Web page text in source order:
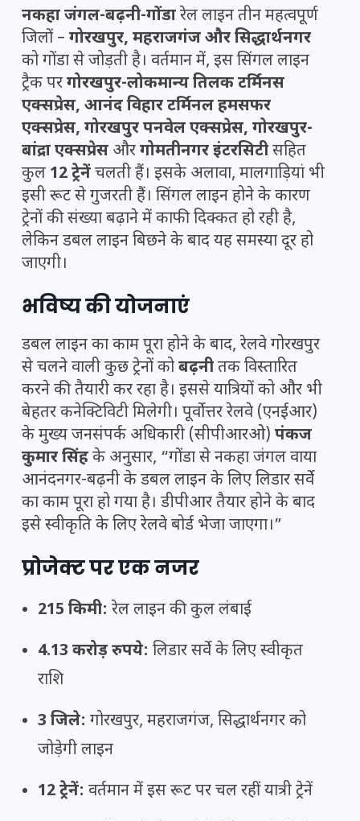
नकहा जंगल-बढ़नी-गोंडारेल लाइन तीन महत्वपूर्ण
जिलों – गोरखपुर, महराजगंज और सिद्धार्थनगर
को गोंडा से जोड़ती है। वर्तमान में, इस सिंगल लाइन
ट्रैक परगोरखपुर-लोकमान्य तिलक टर्मिनस
एक्सप्रेस, आनंद विहार टर्मिनल हमसफर
एक्सप्रेस, गोरखपुर पनवेल एक्सप्रेस, गोरखपुर-
बांद्रा एक्सप्रेस औरगोमतीनगर इंटरसिटीसहित
कुल 12 ट्रेनेंचलती हैं। इसके अलावा, मालगाड़ियां भी
इसी रूट से गुजरती हैं। सिंगल लाइन होने के कारण
ट्रेनों की संख्या बढ़ाने में काफी दिक्कत हो रही है,
लेकिन डबल लाइन बिछने के बाद यह समस्या दूर हो
जाएगी।
भविष्य की योजनाएं
डबल लाइन का काम पूरा होने के बाद, रेलवे गोरखपुर
से चलने वाली कुछ ट्रेनों कोबढ़नीतक विस्तारित
करने की तैयारी कर रहा है। इससे यात्रियों को और भी
बेहतर कनेक्टिविटी मिलेगी। पूर्वोत्तर रेलवे (एनईआर)
के मुख्य जनसंपर्क अधिकारी (सीपीआरओ) पंकज
कुमार सिंहके अनुसार, “गोंडा से नकहा जंगल वाया
आनंदनगर-बढ़नी के डबल लाइन के लिए लिडार सर्वे
का काम पूरा हो गया है। डीपीआर तैयार होने के बाद
इसे स्वीकृति के लिए रेलवे बोर्ड भेजा जाएगा।”
प्रोजेक्ट पर एक नजर
215 किमी: रेल लाइन की कुल लंबाई
4.13 करोड़ रुपये: लिडार सर्वे के लिए स्वीकृत
राशि
3 जिले: गोरखपुर, महराजगंज, सिद्धार्थनगर को
जोड़ेगी लाइन
12 ट्रेनें: वर्तमान में इस रूट पर चल रहीं यात्री ट्रेनें